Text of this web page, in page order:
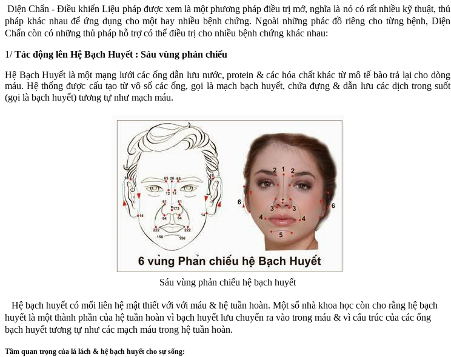
Diện Chẩn - Điều khiển Liệu pháp được xem là một phương pháp điều trị mở, nghĩa là nó có rất nhiều kỹ thuật, thủ
pháp khác nhau để ứng dụng cho một hay nhiều bệnh chứng. Ngoài những phác đồ riêng cho từng bệnh, Diện
Chẩn còn có những thủ pháp hỗ trợ có thể điều trị cho nhiều bệnh chứng khác nhau:
1/Tác động lên Hệ Bạch Huyết : Sáu vùng phản chiếu
Hệ Bạch Huyết là một mạng lưới các ống dẫn lưu nước, protein & các hóa chất khác từ mô tế bào trả lại cho dòng
máu. Hệ thống được cấu tạo từ vô số các ống, gọi là mạch bạch huyết, chứa đựng & dẫn lưu các dịch trong suốt
(gọi là bạch huyết) tương tự như mạch máu.
Sáu vùng phản chiếu hệ bạch huyết
Hệ bạch huyết có mối liên hệ mật thiết với với máu & hệ tuần hoàn. Một số nhà khoa học còn cho rằng hệ bạch
huyết là một thành phần của hệ tuần hoàn vì bạch huyết lưu chuyển ra vào trong máu & vì cấu trúc của các ống
bạch huyết tương tự như các mạch máu trong hệ tuần hoàn.
Tầm quan trọng của lá lách & hệ bạch huyết cho sự sống: